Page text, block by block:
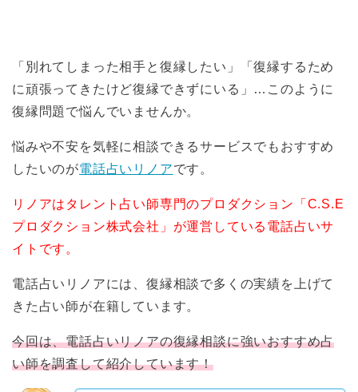
「別れてしまった相手と復縁したい」「復縁するため
に頑張ってきたけど復縁できずにいる」…このように
復縁問題で悩んでいませんか。
悩みや不安を気軽に相談できるサービスでもおすすめ
したいのが電話占いリノアです。
リノアはタレント占い師専門のプロダクション「C.S.E
プロダクション株式会社」が運営している電話占いサ
イトです。
電話占いリノアには、復縁相談で多くの実績を上げて
きた占い師が在籍しています。
今回は、電話占いリノアの復縁相談に強いおすすめ占
い師を調査して紹介しています！